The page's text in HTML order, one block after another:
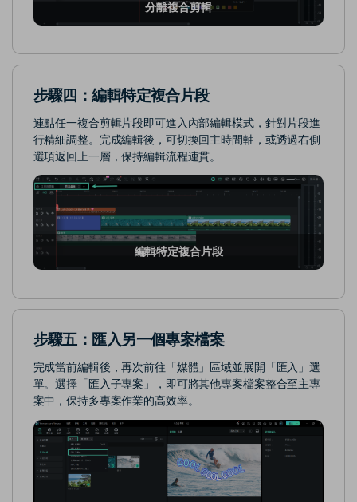
分離複合剪輯
步驟四：編輯特定複合片段
連點任一複合剪輯片段即可進入內部編輯模式，針對片段進
行精細調整。完成編輯後，可切換回主時間軸，或透過右側
選項返回上一層，保持編輯流程連貫。
編輯特定複合片段
步驟五：匯入另一個專案檔案
完成當前編輯後，再次前往「媒體」區域並展開「匯入」選
單。選擇「匯入子專案」，即可將其他專案檔案整合至主專
案中，保持多專案作業的高效率。